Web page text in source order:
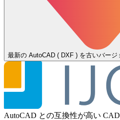
最新の AutoCAD ( DXF ) を古いバージ
AutoCAD との互換性が高い